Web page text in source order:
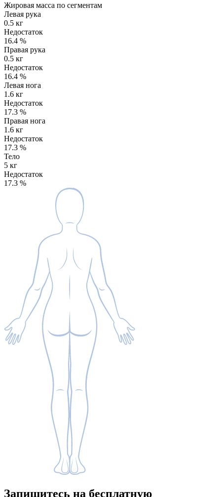
Жировая масса по сегментам
Левая рука
0.5 кг
Недостаток
16.4 %
Правая рука
0.5 кг
Недостаток
16.4 %
Левая нога
1.6 кг
Недостаток
17.3 %
Правая нога
1.6 кг
Недостаток
17.3 %
Тело
5 кг
Недостаток
17.3 %
Запишитесь на бесплатную